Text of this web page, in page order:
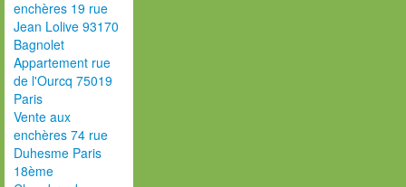
enchères 19 rue
Jean Lolive 93170
Bagnolet
Appartement rue
de l'Ourcq 75019
Paris
Vente aux
enchères 74 rue
Duhesme Paris
18ème